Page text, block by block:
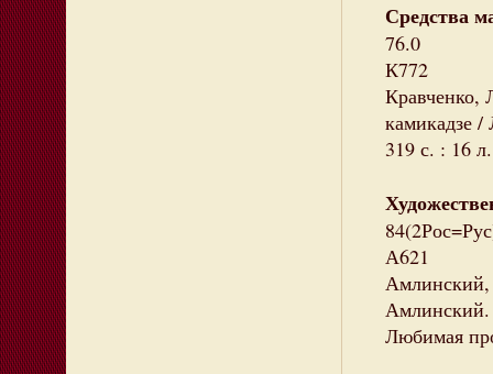
Средства
76.0
К772
Кравченко,
камикадзе
319 с. : 16
А621
Любимая